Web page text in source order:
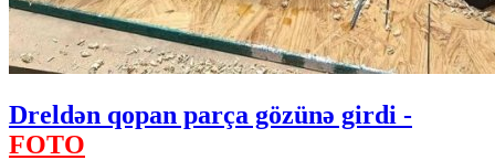
Dreldən qopan parça gözünə girdi -
FOTO